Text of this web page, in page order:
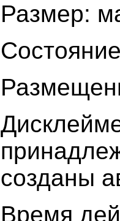
Размер:
созданы
Время